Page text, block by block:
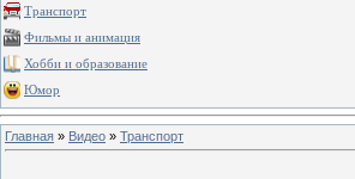
Транспорт
Фильмы и анимация
Хобби и образование
Юмор
Главная » Видео » Транспорт